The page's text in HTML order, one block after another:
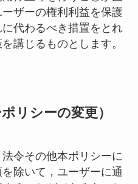
ザーの権利利益を保護
代わるべき措置をとれ
講じるものとします。
リシーの変更）
令その他本ポリシーに
除いて，ユーザーに通